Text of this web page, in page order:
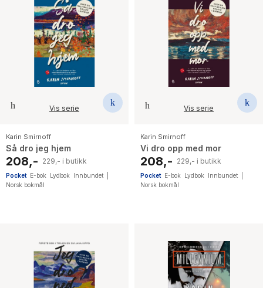
Vis serie
Karin Smirnoff
Så dro jeg hjem
208,- 229,- i butikk
Pocket E-bok Lydbok Innbundet
Norsk bokmål
Vis serie
Karin Smirnoff
Vi dro opp med mor
208,- 229,- i butikk
Pocket E-bok Lydbok Innbundet
Norsk bokmål